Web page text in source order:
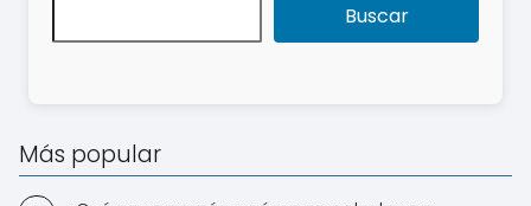
Buscar
Más popular